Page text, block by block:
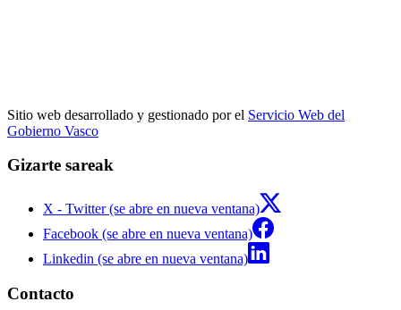
Sitio web desarrollado y gestionado por el Servicio Web del
Gobierno Vasco
Gizarte sareak
X - Twitter (se abre en nueva ventana)
Facebook (se abre en nueva ventana)
Linkedin (se abre en nueva ventana)
Contacto